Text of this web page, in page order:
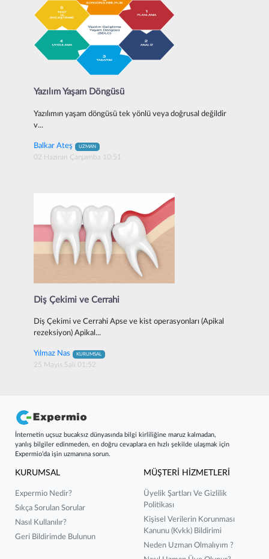
Yazılım Yaşam Döngüsü
Yazılımın yaşam döngüsü tek yönlü veya doğrusal değildir
v...
Balkar Ateş UZMAN
02 Haziran Çarşamba 10:51
Diş Çekimi ve Cerrahi
Diş Çekimi ve Cerrahi Apse ve kist operasyonları (Apikal
rezeksiyon) Apikal...
Yılmaz Nas KURUMSAL
25 Mayıs Salı 01:52
İnternetin uçsuz bucaksız dünyasında bilgi kirliliğine maruz kalmadan,
yanlış bilgiler edinmeden, en doğru cevaplara en hızlı şekilde ulaşmak için
Expermio’da işin uzmanına sorun.
KURUMSAL
Expermio Nedir?
Sıkça Sorulan Sorular
Nasıl Kullanılır?
Geri Bildirimde Bulunun
MÜŞTERİ HİZMETLERİ
Üyelik Şartları Ve Gizlilik
Politikası
Kişisel Verilerin Korunması
Kanunu (kvkk) Bildirimi
Neden Uzman Olmalıyım ?